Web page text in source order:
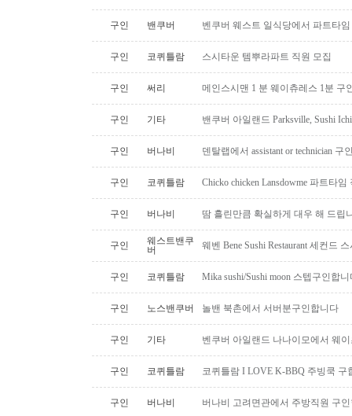
구인 밴쿠버 벤쿠버 웨스트 일식당에서 파트타
구인 코퀴틀람 스시타운 템뿌라파트 직원 모집
구인 써리 메인스시맨 1 분 웨이츄레스 1분 구
구인 기타 밴쿠버 아일랜드 Parksville, Sushi
구인 버나비 덴탈랩에서 assistant or technician 구
구인 코퀴틀람 Chicko chicken Lansdowme 파트타
구인 버나비 땀 흘린만큼 확실하게 대우 해 드립
구인
웨스트밴쿠
버
웨벤 Bene Sushi Restaurant 세컨드
구인 코퀴틀람 Mika sushi/Sushi moon 스텝구인합
구인 노스밴쿠버 놀밴 북촌에서 서버분구인합니다
구인 기타 벤쿠버 아일랜드 나나이모에서 웨
구인 코퀴틀람 코퀴틀람 I LOVE K-BBQ 주빙쿡 구
구인 버나비 버나비 고려면관에서 주방직원 구